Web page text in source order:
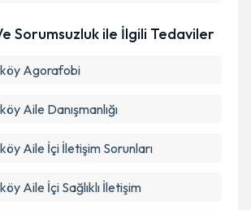
Ve Sorumsuzluk ile İlgili Tedaviler
Agorafobi
Aile Danışmanlığı
Aile İçi İletişim Sorunları
Aile İçi Sağlıklı İletişim